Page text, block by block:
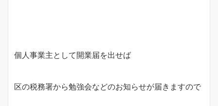
個人事業主として開業届を出せば
区の税務署から勉強会などのお知らせが届きますので